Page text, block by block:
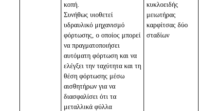
κοπή.
Συνήθως υιοθετεί
υδραυλικό μηχανισμό
φόρτωσης, ο οποίος μπορεί
να πραγματοποιήσει
αυτόματη φόρτωση και να
ελέγξει την ταχύτητα και τη
θέση φόρτωσης μέσω
αισθητήρων για να
διασφαλίσει ότι τα
μεταλλικά φύλλα
κυκλοειδής
μειωτήρας
καρφίτσας δύο
σταδίων